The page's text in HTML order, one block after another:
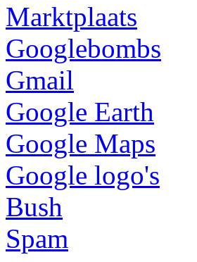
Marktplaats
Googlebombs
Gmail
Google Earth
Google Maps
Google logo's
Bush
Spam